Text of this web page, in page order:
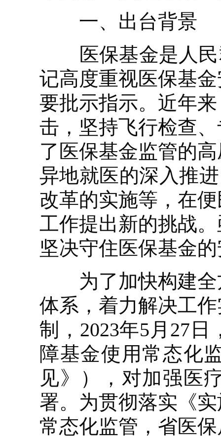
一、出台背景
医保基金是人民
记高度重视医保基
要批示指示。近年
击，坚持飞行检查
了医保基金监管的
异地就医的深入推
改革的实施等，在
工作提出新的挑战
坚决守住医保基金
为了加快构建全
体系，着力解决工
制，2023年5月27
障基金使用常态化
见》），对加强医
署。为贯彻落实《
常态化监管，省医